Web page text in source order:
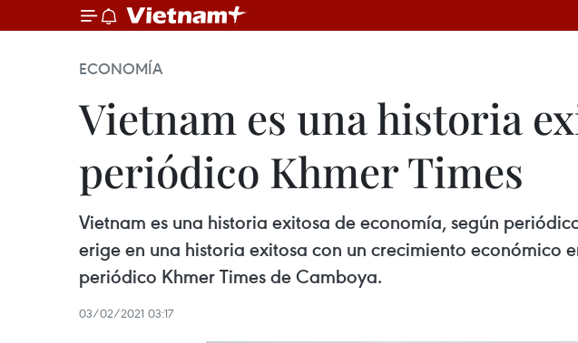
ECONOMÍA
Vietnam es una historia
periódico Khmer Times
Vietnam es una historia exitosa de economía, según
erige en una historia exitosa con un crecimiento económico
periódico Khmer Times de Camboya.
03/02/2021 03:17